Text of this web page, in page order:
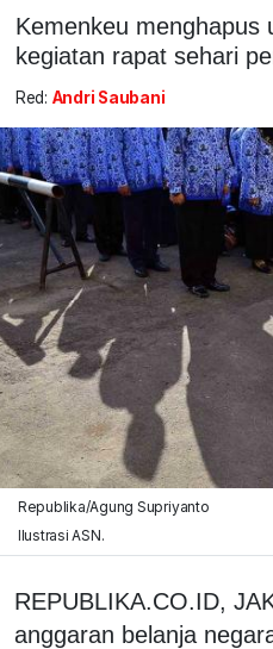
Kemenkeu menghapus
kegiatan rapat sehari
Red: Andri Saubani
Republika/Agung Supriyanto
Ilustrasi ASN.
REPUBLIKA.CO.ID,
anggaran belanja